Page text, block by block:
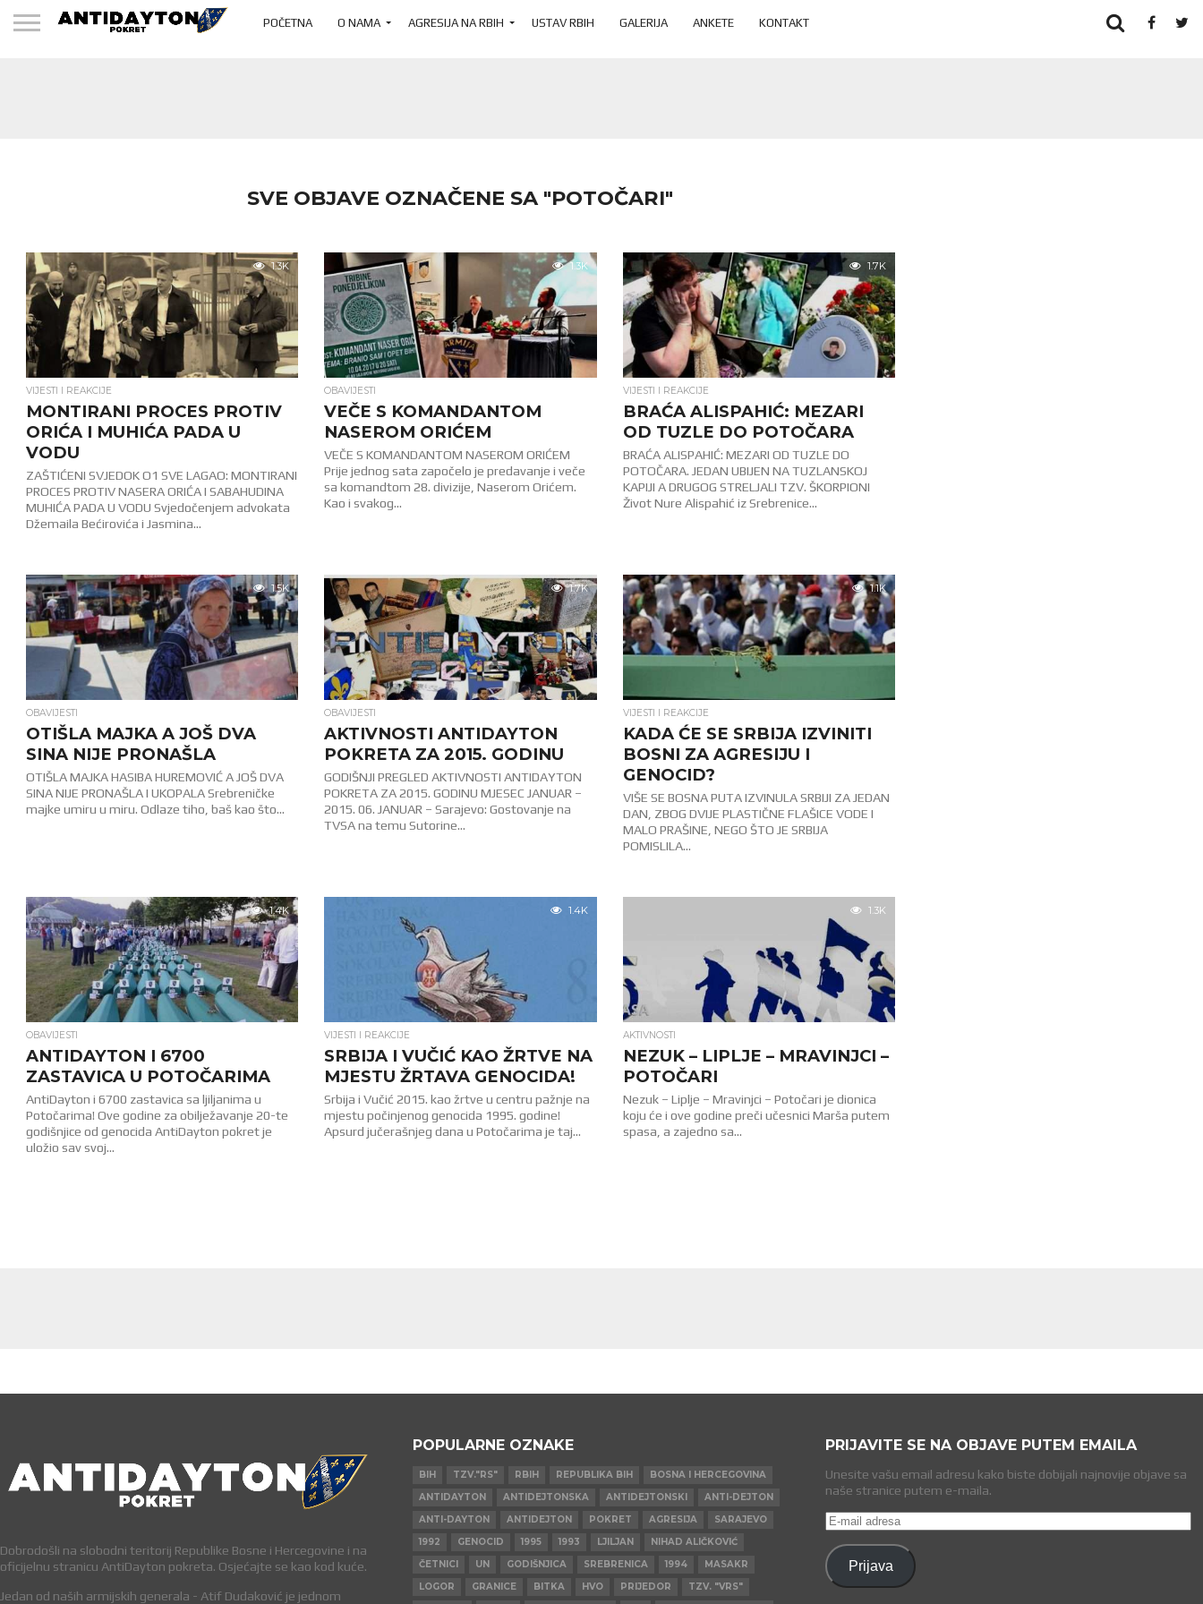
POČETNA O NAMA AGRESIJA NA RBIH USTAV RBIH GALERIJA ANKETE KONTAKT
SVE OBJAVE OZNAČENE SA "POTOČARI"
1.3K
VIJESTI I REAKCIJE
MONTIRANI PROCES PROTIV
ORIĆA I MUHIĆA PADA U
VODU
ZAŠTIĆENI SVJEDOK O1 SVE LAGAO: MONTIRANI
PROCES PROTIV NASERA ORIĆA I SABAHUDINA
MUHIĆA PADA U VODU Svjedočenjem advokata
Džemaila Bećirovića i Jasmina...
1.3K
OBAVIJESTI
VEČE S KOMANDANTOM
NASEROM ORIĆEM
VEČE S KOMANDANTOM NASEROM ORIĆEM
Prije jednog sata započelo je predavanje i veče
sa komandtom 28. divizije, Naserom Orićem.
Kao i svakog...
1.7K
VIJESTI I REAKCIJE
BRAĆA ALISPAHIĆ: MEZARI
OD TUZLE DO POTOČARA
BRAĆA ALISPAHIĆ: MEZARI OD TUZLE DO
POTOČARA. JEDAN UBIJEN NA TUZLANSKOJ
KAPIJI A DRUGOG STRELJALI TZV. ŠKORPIONI
Život Nure Alispahić iz Srebrenice...
1.5K
OBAVIJESTI
OTIŠLA MAJKA A JOŠ DVA
SINA NIJE PRONAŠLA
OTIŠLA MAJKA HASIBA HUREMOVIĆ A JOŠ DVA
SINA NIJE PRONAŠLA I UKOPALA Srebreničke
majke umiru u miru. Odlaze tiho, baš kao što...
1.7K
OBAVIJESTI
AKTIVNOSTI ANTIDAYTON
POKRETA ZA 2015. GODINU
GODIŠNJI PREGLED AKTIVNOSTI ANTIDAYTON
POKRETA ZA 2015. GODINU MJESEC JANUAR –
2015. 06. JANUAR – Sarajevo: Gostovanje na
TVSA na temu Sutorine...
1.1K
VIJESTI I REAKCIJE
KADA ĆE SE SRBIJA IZVINITI
BOSNI ZA AGRESIJU I
GENOCID?
VIŠE SE BOSNA PUTA IZVINULA SRBIJI ZA JEDAN
DAN, ZBOG DVIJE PLASTIČNE FLAŠICE VODE I
MALO PRAŠINE, NEGO ŠTO JE SRBIJA
POMISLILA...
1.4K
OBAVIJESTI
ANTIDAYTON I 6700
ZASTAVICA U POTOČARIMA
AntiDayton i 6700 zastavica sa ljiljanima u
Potočarima! Ove godine za obilježavanje 20-te
godišnjice od genocida AntiDayton pokret je
uložio sav svoj...
1.4K
VIJESTI I REAKCIJE
SRBIJA I VUČIĆ KAO ŽRTVE NA
MJESTU ŽRTAVA GENOCIDA!
Srbija i Vučić 2015. kao žrtve u centru pažnje na
mjestu počinjenog genocida 1995. godine!
Apsurd jučerašnjeg dana u Potočarima je taj...
1.3K
AKTIVNOSTI
NEZUK – LIPLJE – MRAVINJCI –
POTOČARI
Nezuk – Liplje – Mravinjci – Potočari je dionica
koju će i ove godine preči učesnici Marša putem
spasa, a zajedno sa...
Dobrodošli na slobodni teritorij Republike Bosne i Hercegovine i na
oficijelnu stranicu AntiDayton pokreta. Osjećajte se kao kod kuće.
Jedan od naših armijskih generala - Atif Dudaković je jednom
POPULARNE OZNAKE
BIH TZV."RS" RBIH REPUBLIKA BIH
BOSNA I HERCEGOVINA
ANTIDAYTON
ANTIDEJTONSKA ANTIDEJTONSKI
ANTI-DEJTON
ANTI-DAYTON
ANTIDEJTON POKRET AGRESIJA
SARAJEVO
1992
GENOCID 1995 1993 LJILJAN
NIHAD ALIČKOVIĆ
ČETNICI
UN GODIŠNJICA SREBRENICA 1994
MASAKR
LOGOR
GRANICE BITKA HVO PRIJEDOR
TZV. "VRS"
PRIJAVITE SE NA OBJAVE PUTEM EMAILA
Unesite vašu email adresu kako biste dobijali najnovije objave sa
naše stranice putem e-maila.
E-
mail
adresa
Prijava